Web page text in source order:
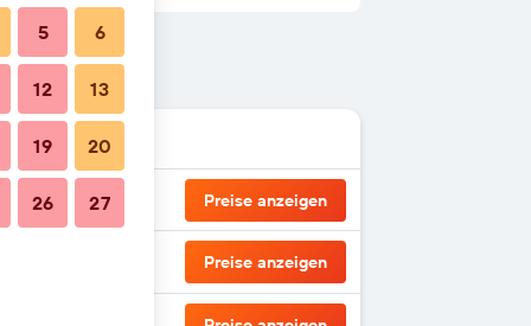
Preise anzeigen
Preise anzeigen
5 6
12 13
19 20
26 27